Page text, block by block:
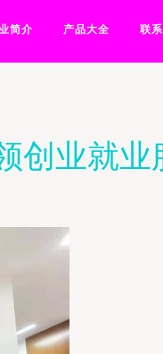
简介 产品大全 联
创业就业